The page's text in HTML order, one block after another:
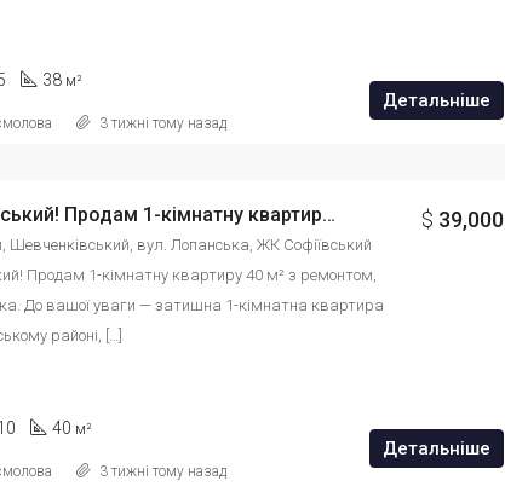
38 м²
Детальніше
3 тижні тому назад
ЖК Софіївський! Продам 1-кімнатну квартиру 40 м² з ремонтом, вул. Лопанська. id: 887946543121 $ 39,000
Шевченківський, вул. Лопанська, ЖК Софіївський
Продам 1-кімнатну квартиру 40 м² з ремонтом,
До вашої уваги — затишна 1-кімнатна квартира
районі, […]
40 м²
Детальніше
3 тижні тому назад